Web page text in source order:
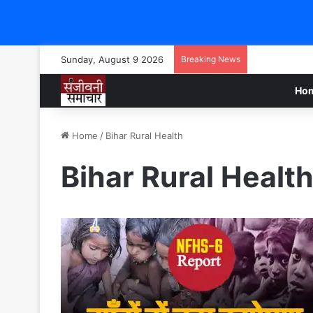
Sunday, August 9 2026 Breaking News
Home / Bihar Rural Health
Bihar Rural Health